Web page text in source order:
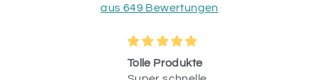
aus 649 Bewertungen
Tolle Produkte